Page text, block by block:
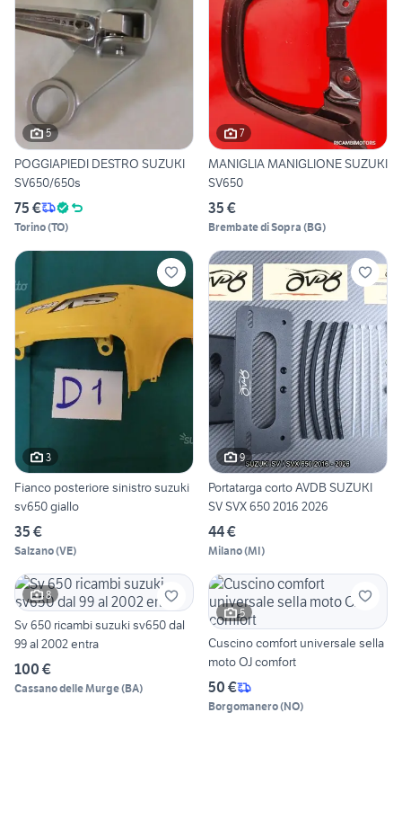
5
POGGIAPIEDI DESTRO SUZUKI
SV650/650s
75 €
Torino(TO)
7
MANIGLIA MANIGLIONE SUZUKI
SV650
35 €
Brembate di Sopra (BG)
3
Fianco posteriore sinistro suzuki
sv650 giallo
35 €
Salzano(VE)
9
Portatarga corto AVDB SUZUKI
SV SVX 650 2016 2026
44 €
Milano(MI)
8
Sv 650 ricambi suzuki sv650 dal
99 al 2002 entra
100 €
Cassano delle Murge(BA)
5
Cuscino comfort universale sella
moto OJ comfort
50 €
Borgomanero(NO)